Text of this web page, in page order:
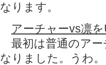
なります。
アーチャーvs凛を
最初は普通のアー
なりました。うわ。